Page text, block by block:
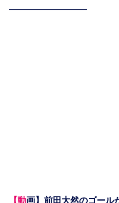
——————————
【動画】前田大然のゴー